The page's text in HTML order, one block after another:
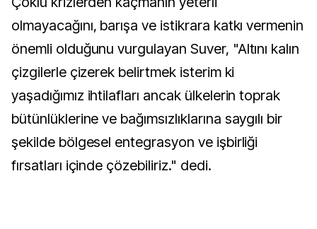
olmayacağını, barışa ve istikrara katkı vermenin
önemli olduğunu vurgulayan Suver, "Altını kalın
çizgilerle çizerek belirtmek isterim ki
yaşadığımız ihtilafları ancak ülkelerin toprak
bütünlüklerine ve bağımsızlıklarına saygılı bir
şekilde bölgesel entegrasyon ve işbirliği
fırsatları içinde çözebiliriz." dedi.